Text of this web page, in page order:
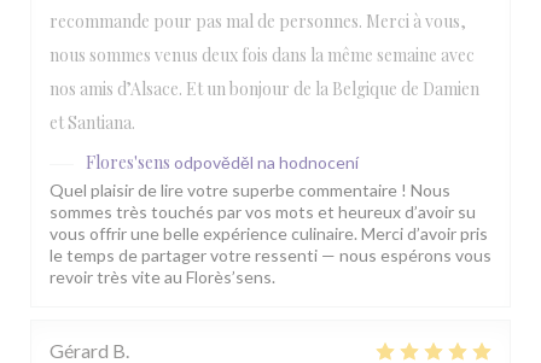
recommande pour pas mal de personnes. Merci à vous,
nous sommes venus deux fois dans la même semaine avec
nos amis d’Alsace. Et un bonjour de la Belgique de Damien
et Santiana.
Flores'sens odpověděl na hodnocení
Quel plaisir de lire votre superbe commentaire ! Nous
sommes très touchés par vos mots et heureux d’avoir su
vous offrir une belle expérience culinaire. Merci d’avoir pris
le temps de partager votre ressenti — nous espérons vous
revoir très vite au Florès’sens.
Gérard B